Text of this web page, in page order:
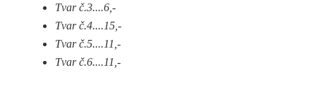
Tvar č.3....6,-
Tvar č.4....15,-
Tvar č.5....11,-
Tvar č.6....11,-